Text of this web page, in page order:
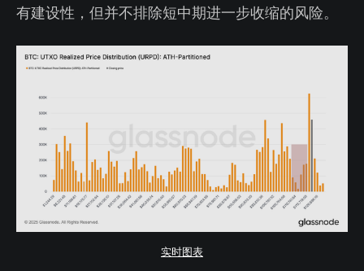
有建设性，但并不排除短中期进一步收缩的风险。
实时图表